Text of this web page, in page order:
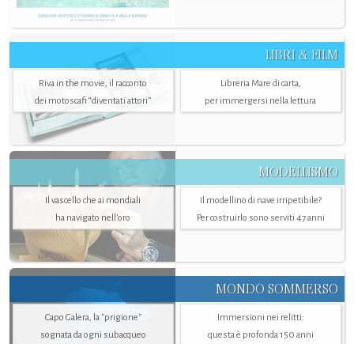
LIBRI & FILM
Riva in the movie, il racconto
dei motoscafi “diventati attori”
Libreria Mare di carta,
per immergersi nella lettura
MODELLISMO
Il vascello che ai mondiali
ha navigato nell’oro
Il modellino di nave irripetibile?
Per costruirlo sono serviti 47 anni
MONDO SOMMERSO
Capo Galera, la "prigione"
sognata da ogni subacqueo
Immersioni nei relitti:
questa è profonda 150 anni